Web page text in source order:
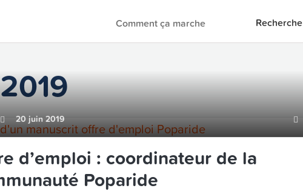
Recherche
Comment ça marche
20 juin 2019
d’emploi : coordinateur de la
Poparide